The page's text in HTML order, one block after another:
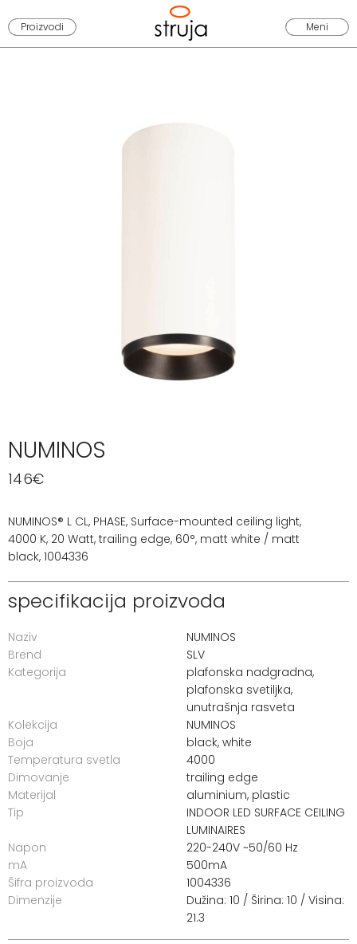
Proizvodi Meni
NUMINOS
146€
NUMINOS® L CL, PHASE, Surface-mounted ceiling light,
4000 K, 20 Watt, trailing edge, 60°, matt white / matt
black, 1004336
specifikacija proizvoda
Naziv
NUMINOS
Brend
SLV
Kategorija
plafonska nadgradna,
plafonska svetiljka,
unutrašnja rasveta
Kolekcija
NUMINOS
Boja
black, white
Temperatura svetla
4000
Dimovanje
trailing edge
Materijal
aluminium, plastic
Tip
INDOOR LED SURFACE CEILING
LUMINAIRES
Napon
220-240V ~50/60 Hz
mA
500mA
Šifra proizvoda
1004336
Dimenzije
Dužina: 10 / Širina: 10 / Visina:
21.3